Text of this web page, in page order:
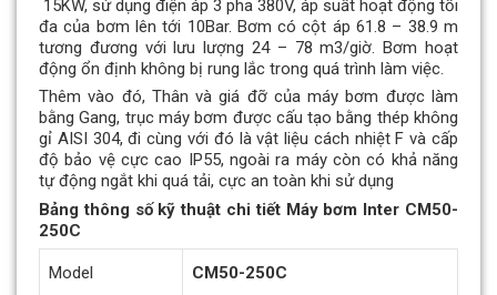
15KW, sử dụng điện áp 3 pha 380V, áp suất hoạt động tối
đa của bơm lên tới 10Bar. Bơm có cột áp 61.8 – 38.9 m
tương đương với lưu lượng 24 – 78 m3/giờ. Bơm hoạt
động ổn định không bị rung lắc trong quá trình làm việc.
Thêm vào đó, Thân và giá đỡ của máy bơm được làm
bằng Gang, trục máy bơm được cấu tạo bằng thép không
gỉ AISI 304, đi cùng với đó là vật liệu cách nhiệt F và cấp
độ bảo vệ cực cao IP55, ngoài ra máy còn có khả năng
tự động ngắt khi quá tải, cực an toàn khi sử dụng
Bảng thông số kỹ thuật chi tiết Máy bơm Inter CM50-
250C
Model CM50-250C